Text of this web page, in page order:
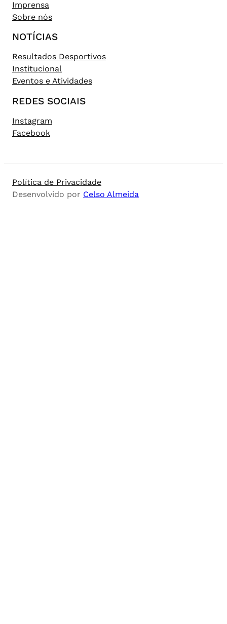
Imprensa
Sobre nós
NOTÍCIAS
Resultados Desportivos
Institucional
Eventos e Atividades
REDES SOCIAIS
Instagram
Facebook
Política de Privacidade
Desenvolvido por Celso Almeida